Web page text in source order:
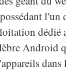
dédié
Android
dans